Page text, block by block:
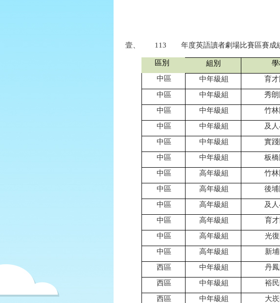
壹、 113 年度英語讀者劇場比賽區賽成
區別 組別
中區
中年級組 育
中區
中年級組 秀
中區
中年級組 竹
中區
中年級組 及
中區
中年級組 實
中區
中年級組 板
中區
高年級組 竹
中區
高年級組 後
中區
高年級組 及
中區
高年級組 育
中區
高年級組 光
中區
高年級組 新
西區
中年級組 丹
西區 中年級組 裕
西區 中年級組 大